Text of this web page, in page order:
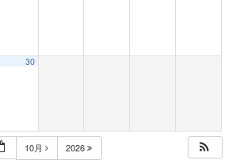
30
10月 2026